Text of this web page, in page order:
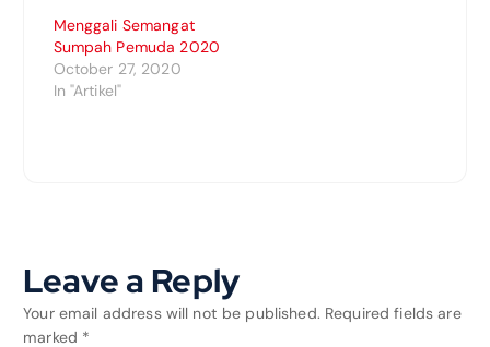
Menggali Semangat
Sumpah Pemuda 2020
October 27, 2020
In "Artikel"
Leave a Reply
Your email address will not be published. Required fields are
marked *